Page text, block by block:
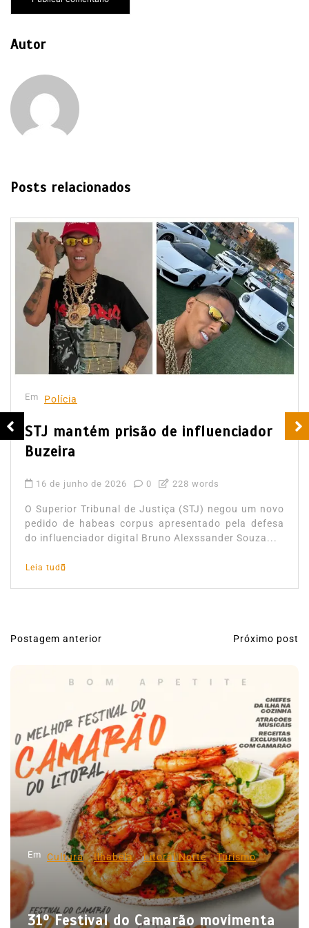
Autor
Posts relacionados
Em Polícia
STJ mantém prisão de influenciador
Buzeira
16 de junho de 2026 0 228 words
O Superior Tribunal de Justiça (STJ) negou um novo
pedido de habeas corpus apresentado pela defesa
do influenciador digital Bruno Alexssander Souza...
Leia tudo
N
g
a
ç
o
d
e
P
s
Postagem anterior Próximo post
Em Cultura Ilhabela Litoral Norte Turismo
31º Festival do Camarão movimenta